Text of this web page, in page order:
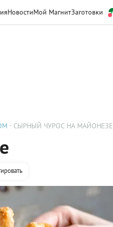
НовостиМой МагнитЗаготовки
СЫРНЫЙ ЧУРОС НА МАЙОНЕЗЕ